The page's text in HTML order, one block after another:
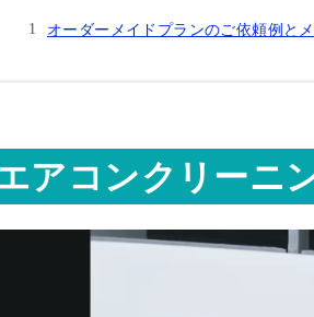
オーダーメイドプランのご依頼例とメ
アコンクリーニ